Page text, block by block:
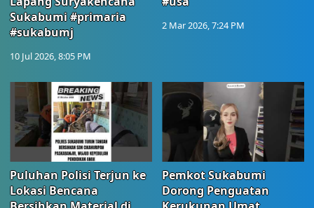
Sukabumi #primaria
#sukabumj
10 Jul 2026, 8:05 PM
2 Mar 2026, 7:24 PM
Puluhan Polisi Terjun ke
Lokasi Bencana
Pemkot Sukabumi
Dorong Penguatan